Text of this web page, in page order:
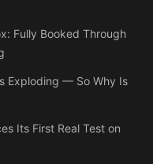
Fully Booked Through
Exploding — So Why Is
Its First Real Test on